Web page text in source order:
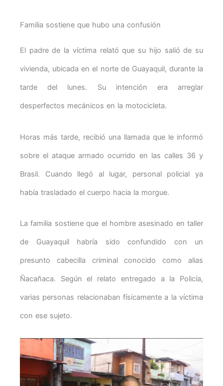
Familia sostiene que hubo una confusión
El padre de la víctima relató que su hijo salió de su
vivienda, ubicada en el norte de Guayaquil, durante la
tarde del lunes. Su intención era arreglar
desperfectos mecánicos en la motocicleta.
Horas más tarde, recibió una llamada que le informó
sobre el ataque armado ocurrido en las calles 36 y
Brasil. Cuando llegó al lugar, personal policial ya
había trasladado el cuerpo hacia la morgue.
La familia sostiene que el hombre asesinado en taller
de Guayaquil habría sido confundido con un
presunto cabecilla criminal conocido como alias
Ñacañaca. Según el relato entregado a la Policía,
varias personas relacionaban físicamente a la víctima
con ese sujeto.